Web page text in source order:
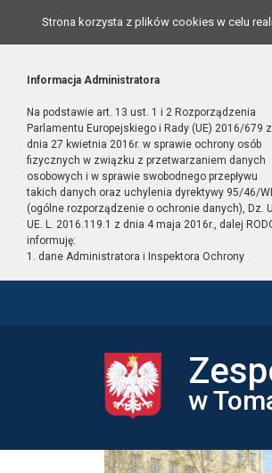
Strona korzysta z plików cookies w celu
Informacja Administratora
Na podstawie art. 13 ust. 1 i 2 Rozporządzenia
Parlamentu Europejskiego i Rady (UE) 2016/679 z
dnia 27 kwietnia 2016r. w sprawie ochrony osób
fizycznych w związku z przetwarzaniem danych
osobowych i w sprawie swobodnego przepływu
takich danych oraz uchylenia dyrektywy 95/46/
(ogólne rozporządzenie o ochronie danych), Dz.
UE. L. 2016.119.1 z dnia 4 maja 2016r., dalej
informuję:
1. dane Administratora i Inspektora Ochrony
w